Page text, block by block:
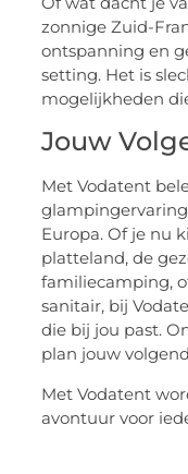
zonnige Zuid-
ontspanning en
setting. Het is
mogelijkheden
Jouw
Met Vodatent
Europa. Of je nu
platteland, de
familiecamping,
sanitair, bij
die bij jou past.
plan jouw
Met Vodatent
avontuur voor